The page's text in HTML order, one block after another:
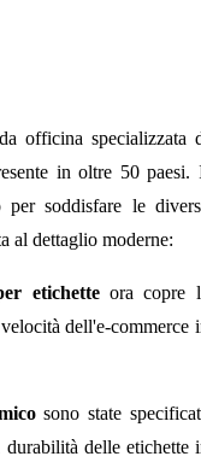
officina specializzata
in oltre 50 paesi.
soddisfare le
al dettaglio moderne:
etichette ora copre
dell'e-commerce
sono state
delle etichette